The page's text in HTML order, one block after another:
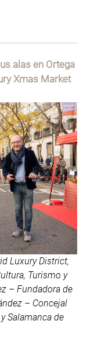
alas en Ortega
Xmas Market
Luxury District,
Turismo y
– Fundadora de
– Concejal
Salamanca de